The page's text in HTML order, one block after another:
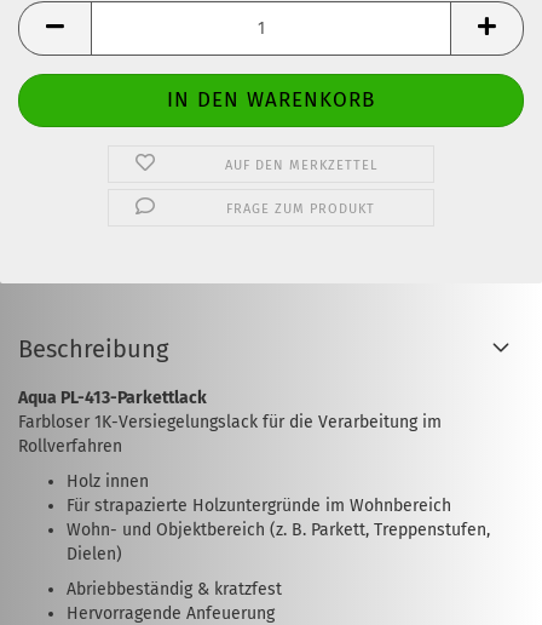
Stck.
AUF DEN MERKZETTEL
FRAGE ZUM PRODUKT
Beschreibung
Aqua PL-413-Parkettlack
Farbloser 1K-Versiegelungslack für die Verarbeitung im
Rollverfahren
Holz innen
Für strapazierte Holzuntergründe im Wohnbereich
Wohn- und Objektbereich (z. B. Parkett, Treppenstufen,
Dielen)
Abriebbeständig & kratzfest
Hervorragende Anfeuerung